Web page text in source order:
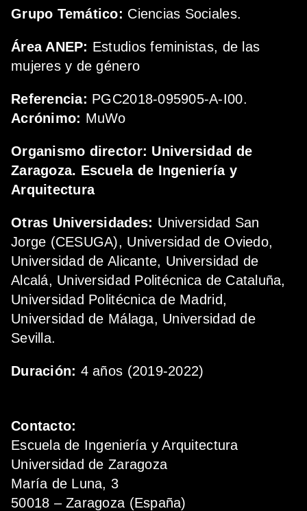
Grupo Temático: Ciencias Sociales.
Área ANEP: Estudios feministas, de las
mujeres y de género
Referencia: PGC2018-095905-A-I00.
Acrónimo: MuWo
Organismo director: Universidad de
Zaragoza. Escuela de Ingeniería y
Arquitectura
Otras Universidades: Universidad San
Jorge (CESUGA), Universidad de Oviedo,
Universidad de Alicante, Universidad de
Alcalá, Universidad Politécnica de Cataluña,
Universidad Politécnica de Madrid,
Universidad de Málaga, Universidad de
Sevilla.
Duración: 4 años (2019-2022)
Contacto:
Escuela de Ingeniería y Arquitectura
Universidad de Zaragoza
María de Luna, 3
50018 – Zaragoza (España)